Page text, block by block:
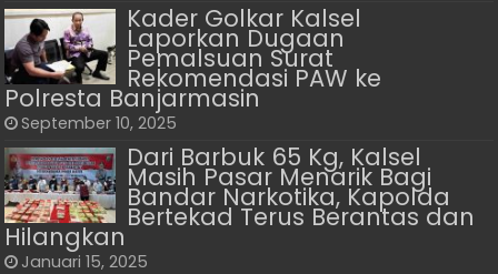
Kader Golkar Kalsel
Laporkan Dugaan
Pemalsuan Surat
Rekomendasi PAW ke
Polresta Banjarmasin
September 10, 2025
Dari Barbuk 65 Kg, Kalsel
Masih Pasar Menarik Bagi
Bandar Narkotika, Kapolda
Bertekad Terus Berantas dan
Hilangkan
Januari 15, 2025